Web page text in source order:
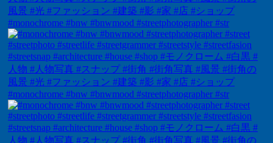
#monochrome #bnw #bnwmood #streetphotographer #str
#monochrome #bnw #bnwmood #streetphotographer #str